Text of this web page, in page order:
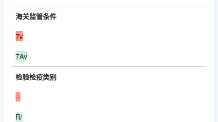
海关监管条件
7v
7Av
检验检疫类别
--
R/